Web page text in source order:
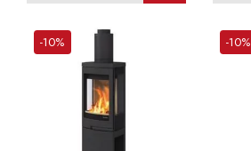
-10% -10%